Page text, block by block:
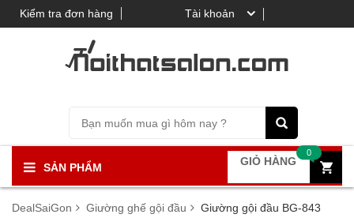
Tài khoản
Kiểm tra đơn hàng
SẢN PHẨM GIỎ HÀNG
0
DealSaiGon Giường ghế gội đầu Giường gội đầu BG-843